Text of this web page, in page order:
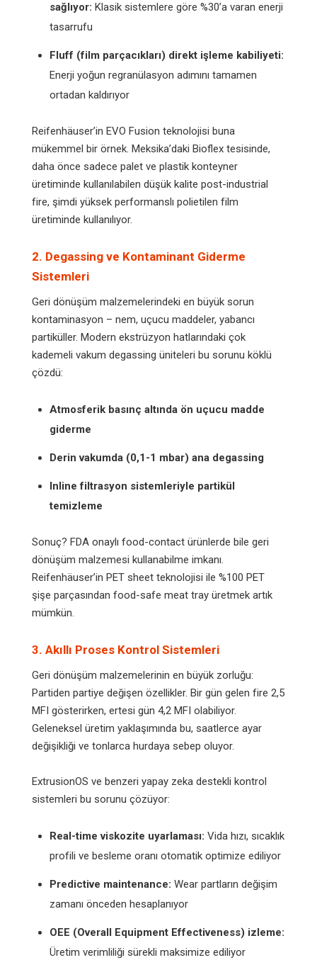
sağlıyor: Klasik sistemlere göre %30’a varan enerji
tasarrufu
Fluff (film parçacıkları) direkt işleme kabiliyeti:
Enerji yoğun regranülasyon adımını tamamen
ortadan kaldırıyor
Reifenhäuser’in EVO Fusion teknolojisi buna
mükemmel bir örnek. Meksika’daki Bioflex tesisinde,
daha önce sadece palet ve plastik konteyner
üretiminde kullanılabilen düşük kalite post-industrial
fire, şimdi yüksek performanslı polietilen film
üretiminde kullanılıyor.
2. Degassing ve Kontaminant Giderme
Sistemleri
Geri dönüşüm malzemelerindeki en büyük sorun
kontaminasyon – nem, uçucu maddeler, yabancı
partiküller. Modern ekstrüzyon hatlarındaki çok
kademeli vakum degassing üniteleri bu sorunu köklü
çözdü:
Atmosferik basınç altında ön uçucu madde
giderme
Derin vakumda (0,1-1 mbar) ana degassing
Inline filtrasyon sistemleriyle partikül
temizleme
Sonuç? FDA onaylı food-contact ürünlerde bile geri
dönüşüm malzemesi kullanabilme imkanı.
Reifenhäuser’in PET sheet teknolojisi ile %100 PET
şişe parçasından food-safe meat tray üretmek artık
mümkün.
3. Akıllı Proses Kontrol Sistemleri
Geri dönüşüm malzemelerinin en büyük zorluğu:
Partiden partiye değişen özellikler. Bir gün gelen fire 2,5
MFI gösterirken, ertesi gün 4,2 MFI olabiliyor.
Geleneksel üretim yaklaşımında bu, saatlerce ayar
değişikliği ve tonlarca hurdaya sebep oluyor.
ExtrusionOS ve benzeri yapay zeka destekli kontrol
sistemleri bu sorunu çözüyor:
Real-time viskozite uyarlaması: Vida hızı, sıcaklık
profili ve besleme oranı otomatik optimize ediliyor
Predictive maintenance: Wear partların değişim
zamanı önceden hesaplanıyor
OEE (Overall Equipment Effectiveness) izleme:
Üretim verimliliği sürekli maksimize ediliyor